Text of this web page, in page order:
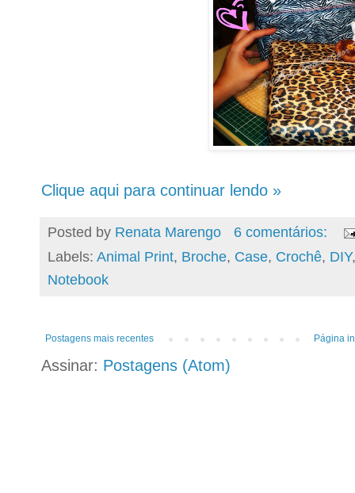
Clique aqui para continuar lendo »
Posted by Renata Marengo
6 comentários:
Labels: Animal Print, Broche, Case, Crochê, DIY
Notebook
Postagens mais recentes Página
Assinar: Postagens (Atom)